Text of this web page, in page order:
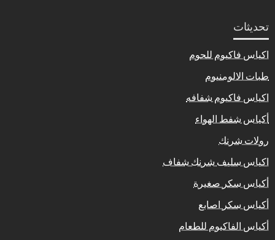
تحديثات
اكياس فاكيوم للحوم
طبات الالومنيوم
اكياس فاكيوم شفافه
أكياس شفط الهواء
رولات شرنك
اكياس سليف شرنك شفاف
أكياس سكر صغيرة
أكياس سكر اصابع
أكياس الفاكيوم للطعام